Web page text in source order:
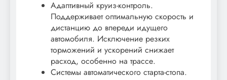
Адаптивный круиз-контроль.
Поддерживает оптимальную скорость и
дистанцию до впереди идущего
автомобиля. Исключение резких
торможений и ускорений снижает
расход, особенно на трассе.
Системы автоматического старта-стопа.